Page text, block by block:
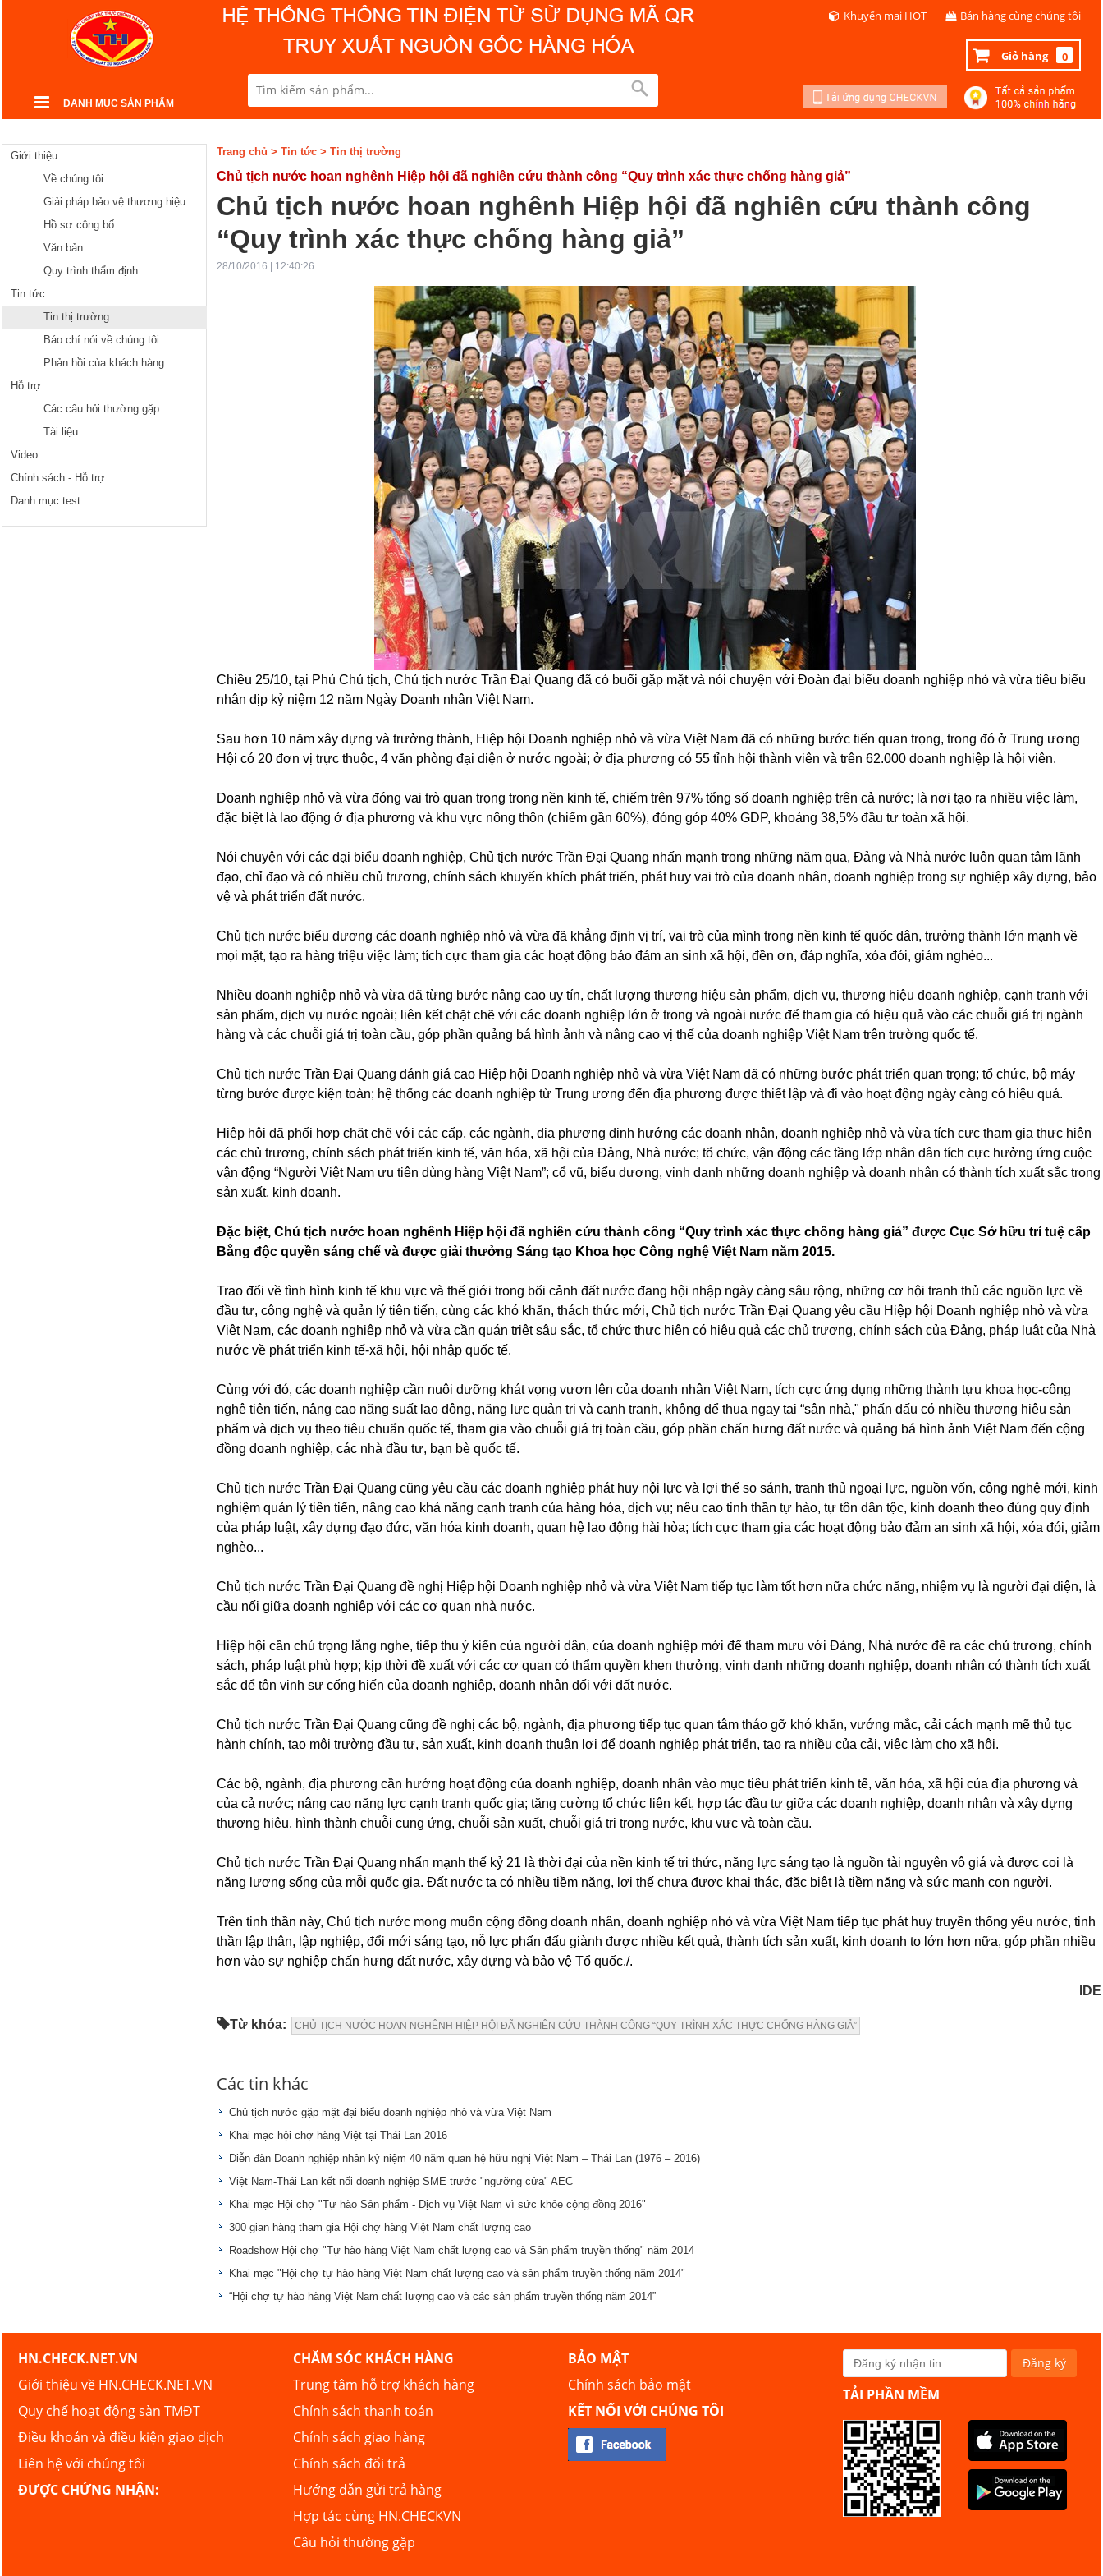
DANH MỤC SẢN PHẨM
Khuyến mại HOT Bán hàng cùng chúng tôi
Giỏ hàng 0
Giới thiệu
Về chúng tôi
Giải pháp bảo vệ thương hiệu
Hồ sơ công bố
Văn bản
Quy trình thẩm định
Tin tức
Tin thị trường
Báo chí nói về chúng tôi
Phản hồi của khách hàng
Hỗ trợ
Các câu hỏi thường gặp
Tài liệu
Video
Chính sách - Hỗ trợ
Danh mục test
Trang chủ > Tin tức > Tin thị trường
Chủ tịch nước hoan nghênh Hiệp hội đã nghiên cứu thành công “Quy trình xác thực chống hàng giả”
Chủ tịch nước hoan nghênh Hiệp hội đã nghiên cứu thành công
“Quy trình xác thực chống hàng giả”
28/10/2016 | 12:40:26
Chiều 25/10, tại Phủ Chủ tịch, Chủ tịch nước Trần Đại Quang đã có buổi gặp mặt và nói chuyện với Đoàn đại biểu doanh nghiệp nhỏ và vừa tiêu biểu
nhân dịp kỷ niệm 12 năm Ngày Doanh nhân Việt Nam.
Sau hơn 10 năm xây dựng và trưởng thành, Hiệp hội Doanh nghiệp nhỏ và vừa Việt Nam đã có những bước tiến quan trọng, trong đó ở Trung ương
Hội có 20 đơn vị trực thuộc, 4 văn phòng đại diện ở nước ngoài; ở địa phương có 55 tỉnh hội thành viên và trên 62.000 doanh nghiệp là hội viên.
Doanh nghiệp nhỏ và vừa đóng vai trò quan trọng trong nền kinh tế, chiếm trên 97% tổng số doanh nghiệp trên cả nước; là nơi tạo ra nhiều việc làm,
đặc biệt là lao động ở địa phương và khu vực nông thôn (chiếm gần 60%), đóng góp 40% GDP, khoảng 38,5% đầu tư toàn xã hội.
Nói chuyện với các đại biểu doanh nghiệp, Chủ tịch nước Trần Đại Quang nhấn mạnh trong những năm qua, Đảng và Nhà nước luôn quan tâm lãnh
đạo, chỉ đạo và có nhiều chủ trương, chính sách khuyến khích phát triển, phát huy vai trò của doanh nhân, doanh nghiệp trong sự nghiệp xây dựng, bảo
vệ và phát triển đất nước.
Chủ tịch nước biểu dương các doanh nghiệp nhỏ và vừa đã khẳng định vị trí, vai trò của mình trong nền kinh tế quốc dân, trưởng thành lớn mạnh về
mọi mặt, tạo ra hàng triệu việc làm; tích cực tham gia các hoạt động bảo đảm an sinh xã hội, đền ơn, đáp nghĩa, xóa đói, giảm nghèo...
Nhiều doanh nghiệp nhỏ và vừa đã từng bước nâng cao uy tín, chất lượng thương hiệu sản phẩm, dịch vụ, thương hiệu doanh nghiệp, cạnh tranh với
sản phẩm, dịch vụ nước ngoài; liên kết chặt chẽ với các doanh nghiệp lớn ở trong và ngoài nước để tham gia có hiệu quả vào các chuỗi giá trị ngành
hàng và các chuỗi giá trị toàn cầu, góp phần quảng bá hình ảnh và nâng cao vị thế của doanh nghiệp Việt Nam trên trường quốc tế.
Chủ tịch nước Trần Đại Quang đánh giá cao Hiệp hội Doanh nghiệp nhỏ và vừa Việt Nam đã có những bước phát triển quan trọng; tổ chức, bộ máy
từng bước được kiện toàn; hệ thống các doanh nghiệp từ Trung ương đến địa phương được thiết lập và đi vào hoạt động ngày càng có hiệu quả.
Hiệp hội đã phối hợp chặt chẽ với các cấp, các ngành, địa phương định hướng các doanh nhân, doanh nghiệp nhỏ và vừa tích cực tham gia thực hiện
các chủ trương, chính sách phát triển kinh tế, văn hóa, xã hội của Đảng, Nhà nước; tổ chức, vận động các tầng lớp nhân dân tích cực hưởng ứng cuộc
vận động “Người Việt Nam ưu tiên dùng hàng Việt Nam”; cổ vũ, biểu dương, vinh danh những doanh nghiệp và doanh nhân có thành tích xuất sắc trong
sản xuất, kinh doanh.
Đặc biệt, Chủ tịch nước hoan nghênh Hiệp hội đã nghiên cứu thành công “Quy trình xác thực chống hàng giả” được Cục Sở hữu trí tuệ cấp
Bằng độc quyền sáng chế và được giải thưởng Sáng tạo Khoa học Công nghệ Việt Nam năm 2015.
Trao đổi về tình hình kinh tế khu vực và thế giới trong bối cảnh đất nước đang hội nhập ngày càng sâu rộng, những cơ hội tranh thủ các nguồn lực về
đầu tư, công nghệ và quản lý tiên tiến, cùng các khó khăn, thách thức mới, Chủ tịch nước Trần Đại Quang yêu cầu Hiệp hội Doanh nghiệp nhỏ và vừa
Việt Nam, các doanh nghiệp nhỏ và vừa cần quán triệt sâu sắc, tổ chức thực hiện có hiệu quả các chủ trương, chính sách của Đảng, pháp luật của Nhà
nước về phát triển kinh tế-xã hội, hội nhập quốc tế.
Cùng với đó, các doanh nghiệp cần nuôi dưỡng khát vọng vươn lên của doanh nhân Việt Nam, tích cực ứng dụng những thành tựu khoa học-công
nghệ tiên tiến, nâng cao năng suất lao động, năng lực quản trị và cạnh tranh, không để thua ngay tại “sân nhà," phấn đấu có nhiều thương hiệu sản
phẩm và dịch vụ theo tiêu chuẩn quốc tế, tham gia vào chuỗi giá trị toàn cầu, góp phần chấn hưng đất nước và quảng bá hình ảnh Việt Nam đến cộng
đồng doanh nghiệp, các nhà đầu tư, bạn bè quốc tế.
Chủ tịch nước Trần Đại Quang cũng yêu cầu các doanh nghiệp phát huy nội lực và lợi thế so sánh, tranh thủ ngoại lực, nguồn vốn, công nghệ mới, kinh
nghiệm quản lý tiên tiến, nâng cao khả năng cạnh tranh của hàng hóa, dịch vụ; nêu cao tinh thần tự hào, tự tôn dân tộc, kinh doanh theo đúng quy định
của pháp luật, xây dựng đạo đức, văn hóa kinh doanh, quan hệ lao động hài hòa; tích cực tham gia các hoạt động bảo đảm an sinh xã hội, xóa đói, giảm
nghèo...
Chủ tịch nước Trần Đại Quang đề nghị Hiệp hội Doanh nghiệp nhỏ và vừa Việt Nam tiếp tục làm tốt hơn nữa chức năng, nhiệm vụ là người đại diện, là
cầu nối giữa doanh nghiệp với các cơ quan nhà nước.
Hiệp hội cần chú trọng lắng nghe, tiếp thu ý kiến của người dân, của doanh nghiệp mới để tham mưu với Đảng, Nhà nước đề ra các chủ trương, chính
sách, pháp luật phù hợp; kịp thời đề xuất với các cơ quan có thẩm quyền khen thưởng, vinh danh những doanh nghiệp, doanh nhân có thành tích xuất
sắc để tôn vinh sự cống hiến của doanh nghiệp, doanh nhân đối với đất nước.
Chủ tịch nước Trần Đại Quang cũng đề nghị các bộ, ngành, địa phương tiếp tục quan tâm tháo gỡ khó khăn, vướng mắc, cải cách mạnh mẽ thủ tục
hành chính, tạo môi trường đầu tư, sản xuất, kinh doanh thuận lợi để doanh nghiệp phát triển, tạo ra nhiều của cải, việc làm cho xã hội.
Các bộ, ngành, địa phương cần hướng hoạt động của doanh nghiệp, doanh nhân vào mục tiêu phát triển kinh tế, văn hóa, xã hội của địa phương và
của cả nước; nâng cao năng lực cạnh tranh quốc gia; tăng cường tổ chức liên kết, hợp tác đầu tư giữa các doanh nghiệp, doanh nhân và xây dựng
thương hiệu, hình thành chuỗi cung ứng, chuỗi sản xuất, chuỗi giá trị trong nước, khu vực và toàn cầu.
Chủ tịch nước Trần Đại Quang nhấn mạnh thế kỷ 21 là thời đại của nền kinh tế tri thức, năng lực sáng tạo là nguồn tài nguyên vô giá và được coi là
năng lượng sống của mỗi quốc gia. Đất nước ta có nhiều tiềm năng, lợi thế chưa được khai thác, đặc biệt là tiềm năng và sức mạnh con người.
Trên tinh thần này, Chủ tịch nước mong muốn cộng đồng doanh nhân, doanh nghiệp nhỏ và vừa Việt Nam tiếp tục phát huy truyền thống yêu nước, tinh
thần lập thân, lập nghiệp, đổi mới sáng tạo, nỗ lực phấn đấu giành được nhiều kết quả, thành tích sản xuất, kinh doanh to lớn hơn nữa, góp phần nhiều
hơn vào sự nghiệp chấn hưng đất nước, xây dựng và bảo vệ Tổ quốc./.
IDE
Từ khóa: CHỦ TỊCH NƯỚC HOAN NGHÊNH HIỆP HỘI ĐÃ NGHIÊN CỨU THÀNH CÔNG “QUY TRÌNH XÁC THỰC CHỐNG HÀNG GIẢ”
Các tin khác
Chủ tịch nước gặp mặt đại biểu doanh nghiệp nhỏ và vừa Việt Nam
Khai mạc hội chợ hàng Việt tại Thái Lan 2016
Diễn đàn Doanh nghiệp nhân kỷ niệm 40 năm quan hệ hữu nghị Việt Nam – Thái Lan (1976 – 2016)
Việt Nam-Thái Lan kết nối doanh nghiệp SME trước "ngưỡng cửa" AEC
Khai mạc Hội chợ "Tự hào Sản phẩm - Dịch vụ Việt Nam vì sức khỏe cộng đồng 2016"
300 gian hàng tham gia Hội chợ hàng Việt Nam chất lượng cao
Roadshow Hội chợ "Tự hào hàng Việt Nam chất lượng cao và Sản phẩm truyền thống" năm 2014
Khai mạc "Hội chợ tự hào hàng Việt Nam chất lượng cao và sản phẩm truyền thống năm 2014"
“Hội chợ tự hào hàng Việt Nam chất lượng cao và các sản phẩm truyền thống năm 2014”
HN.CHECK.NET.VN
Giới thiệu về HN.CHECK.NET.VN
Quy chế hoạt động sàn TMĐT
Điều khoản và điều kiện giao dịch
Liên hệ với chúng tôi
ĐƯỢC CHỨNG NHẬN:
CHĂM SÓC KHÁCH HÀNG
Trung tâm hỗ trợ khách hàng
Chính sách thanh toán
Chính sách giao hàng
Chính sách đổi trả
Hướng dẫn gửi trả hàng
Hợp tác cùng HN.CHECKVN
Câu hỏi thường gặp
BẢO MẬT
Chính sách bảo mật
KẾT NỐI VỚI CHÚNG TÔI
TẢI PHẦN MỀM